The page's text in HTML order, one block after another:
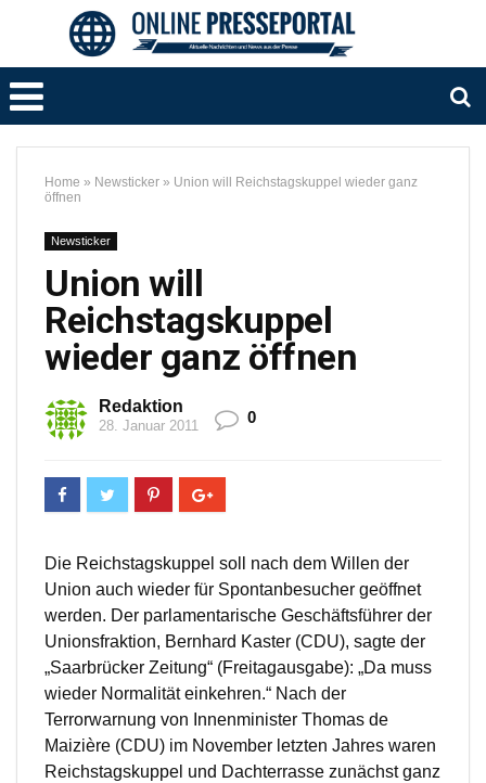
Home » Newsticker » Union will Reichstagskuppel wieder ganz
öffnen
Newsticker
Union will
Reichstagskuppel
wieder ganz öffnen
Redaktion
28. Januar 2011 0
Die Reichstagskuppel soll nach dem Willen der
Union auch wieder für Spontanbesucher geöffnet
werden. Der parlamentarische Geschäftsführer der
Unionsfraktion, Bernhard Kaster (CDU), sagte der
„Saarbrücker Zeitung“ (Freitagausgabe): „Da muss
wieder Normalität einkehren.“ Nach der
Terrorwarnung von Innenminister Thomas de
Maizière (CDU) im November letzten Jahres waren
Reichstagskuppel und Dachterrasse zunächst ganz